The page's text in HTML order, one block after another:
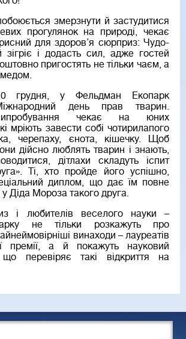
змерзнути й застудитися
прогулянок на природі, чекає
для здоров’я сюрприз: Чудо-
і додасть сил, адже гостей
пригостять не тільки чаєм, а
грудня, у Фельдман Екопарк
день прав тварин.
чекає на юних
мріють завести собі чотирилапого
черепаху, єнота, кішечку. Щоб
дійсно люблять тварин і знають,
дітлахи складуть іспит
Ті, хто пройде його успішно,
диплом, що дає їм повне
Діда Мороза такого друга.
і любителів веселого науки –
не тільки розкажуть про
винаходи – лауреатів
премії, а й покажуть науковий
що перевіряє такі відкриття на